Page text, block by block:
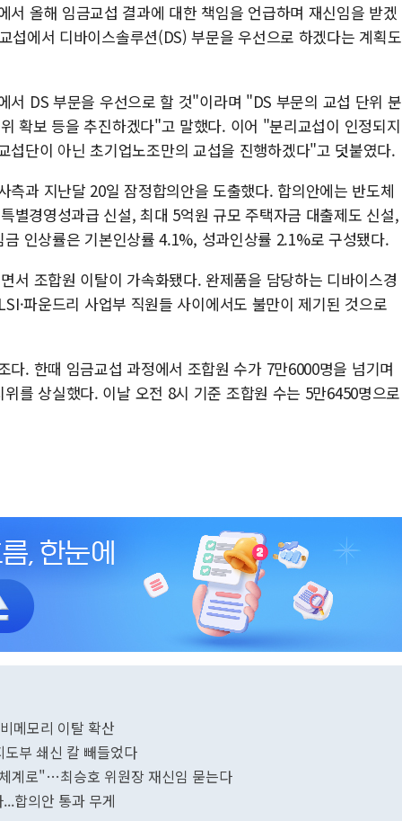
서 올해 임금교섭 결과에 대한 책임을 언급하며 재신임을 받겠
섭에서 디바이스솔루션(DS) 부문을 우선으로 하겠다는 계획도
서 DS 부문을 우선으로 할 것"이라며 "DS 부문의 교섭 단위 분
확보 등을 추진하겠다"고 말했다. 이어 "분리교섭이 인정되지
섭단이 아닌 초기업노조만의 교섭을 진행하겠다"고 덧붙였다.
측과 지난달 20일 잠정합의안을 도출했다. 합의안에는 반도체
별경영성과급 신설, 최대 5억원 규모 주택자금 대출제도 신설,
인상률은 기본인상률 4.1%, 성과인상률 2.1%로 구성됐다.
서 조합원 이탈이 가속화됐다. 완제품을 담당하는 디바이스경
파운드리 사업부 직원들 사이에서도 불만이 제기된 것으로
다. 한때 임금교섭 과정에서 조합원 수가 7만6000명을 넘기며
를 상실했다. 이날 오전 8시 기준 조합원 수는 5만6450명으로
메모리 이탈 확산
부 쇄신 칼 빼들었다
계로"…최승호 위원장 재신임 묻는다
합의안 통과 무게